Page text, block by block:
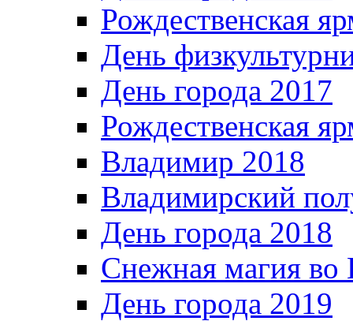
Рождественская
День
День города 2017
Рождественская
Владимир 2018
Владимирский
День города 2018
Снежная магия во
День города 2019